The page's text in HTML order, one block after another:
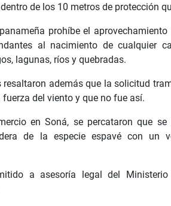
de los 10 metros de protección
prohíbe el
al nacimiento de cualquier
lagunas, ríos y quebradas.
además que la solicitud
del viento y que no fue así.
en Soná, se percataron que
de la especie espavé con un
a asesoría legal del